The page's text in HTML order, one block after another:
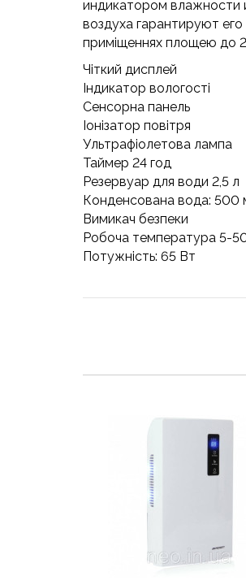
индикатором влажности
воздуха гарантируют
приміщеннях площею до
Чіткий дисплей
Індикатор вологості
Сенсорна панель
Іонізатор повітря
Ультрафіолетова лампа
Таймер 24 год
Резервуар для води 2,5 л
Конденсована вода: 500
Вимикач безпеки
Робоча температура 5-50
Потужність: 65 Вт